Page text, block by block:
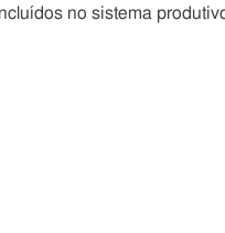
no sistema